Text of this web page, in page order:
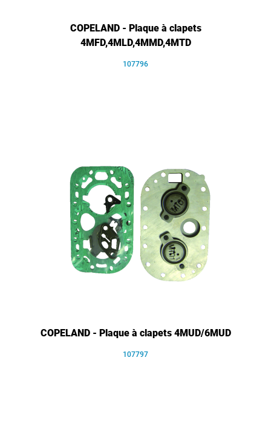
COPELAND - Plaque à clapets
4MFD,4MLD,4MMD,4MTD
107796
COPELAND - Plaque à clapets 4MUD/6MUD
107797